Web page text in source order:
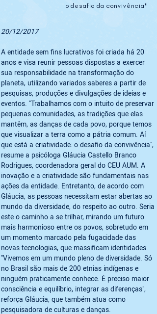
o desafio da convivência"
20/12/2017
A entidade sem fins lucrativos foi criada há 20
anos e visa reunir pessoas dispostas a exercer
sua responsabilidade na transformação do
planeta, utilizando variados saberes a partir de
pesquisas, produções e divulgações de ideias e
eventos. "Trabalhamos com o intuito de preservar
pequenas comunidades, as tradições que elas
mantêm, as danças de cada povo, porque temos
que visualizar a terra como a pátria comum. Aí
que está a criatividade: o desafio da convivência",
resume a psicóloga Gláucia Castello Branco
Rodrigues, coordenadora geral do CEU AUM. A
inovação e a criatividade são fundamentais nas
ações da entidade. Entretanto, de acordo com
Gláucia, as pessoas necessitam estar abertas ao
mundo da diversidade, do respeito ao outro. Seria
este o caminho a se trilhar, mirando um futuro
mais harmonioso entre os povos, sobretudo em
um momento marcado pela fugacidade das
novas tecnologias, que massificam identidades.
"Vivemos em um mundo pleno de diversidade. Só
no Brasil são mais de 200 etnias indígenas e
ninguém praticamente conhece. É preciso maior
consciência e equilíbrio, integrar as diferenças",
reforça Gláucia, que também atua como
pesquisadora de culturas e danças.